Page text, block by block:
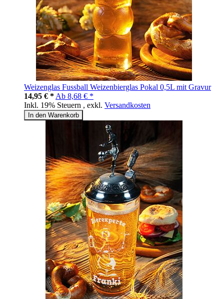
Weizenglas Fussball Weizenbierglas Pokal 0,5L mit Gravur
14,95 € * Ab 8,68 € *
Inkl. 19% Steuern , exkl. Versandkosten
In den Warenkorb